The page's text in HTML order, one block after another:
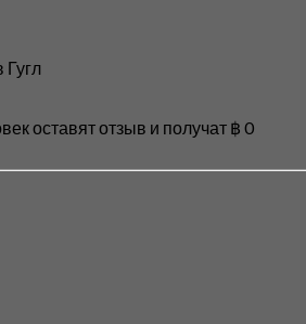
Гугл
оставят отзыв и получат ฿ 0